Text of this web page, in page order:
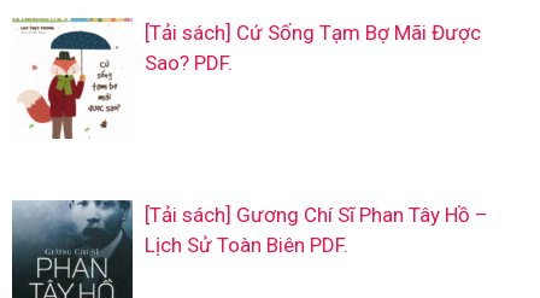
[Tải sách] Cứ Sống Tạm Bợ Mãi Được
Sao? PDF.
[Tải sách] Gương Chí Sĩ Phan Tây Hồ –
Lịch Sử Toàn Biên PDF.